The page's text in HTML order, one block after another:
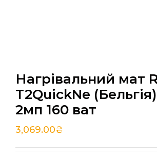
Нагрівальний мат
T2QuickNe
2мп 160 ват
3,069.00₴